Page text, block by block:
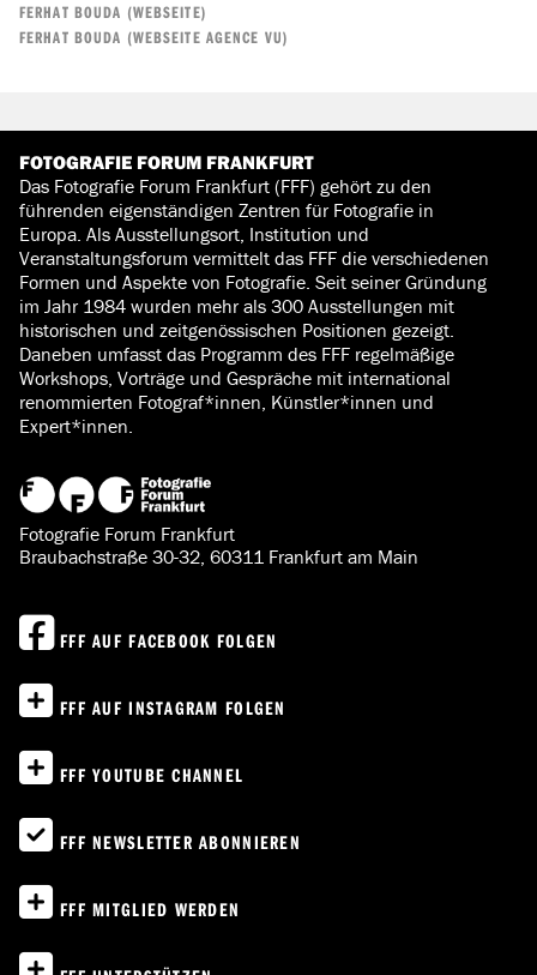
FERHAT BOUDA (WEBSEITE)
FERHAT BOUDA (WEBSEITE AGENCE VU)
FOTOGRAFIE FORUM FRANKFURT
Das Fotografie Forum Frankfurt (FFF) gehört zu den
führenden eigenständigen Zentren für Fotografie in
Europa. Als Ausstellungsort, Institution und
Veranstaltungsforum vermittelt das FFF die verschiedenen
Formen und Aspekte von Fotografie. Seit seiner Gründung
im Jahr 1984 wurden mehr als 300 Ausstellungen mit
historischen und zeitgenössischen Positionen gezeigt.
Daneben umfasst das Programm des FFF regelmäßige
Workshops, Vorträge und Gespräche mit international
renommierten Fotograf*innen, Künstler*innen und
Expert*innen.
Fotografie Forum Frankfurt
Braubachstraße 30-32, 60311 Frankfurt am Main
FFF AUF FACEBOOK FOLGEN
FFF AUF INSTAGRAM FOLGEN
FFF YOUTUBE CHANNEL
FFF NEWSLETTER ABONNIEREN
FFF MITGLIED WERDEN